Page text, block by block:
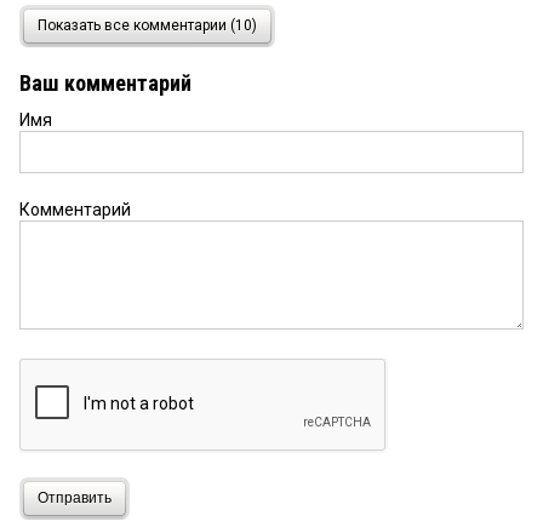
11 сентября 2021 в 10:40:
Что ж вы сидите и рассуждаете о том как все
была возможность, что жы не взяли на себя
достойными. Вы признаны, достойны,
симелости пойти во влась и поправить все то,
что другие по вашему делают не правильно?
критиковать в массе проще, чем самому пойти и
Сакен, ты не прав! Художники с большой буквы
были всегда, есть и сейчас. ИХ ТВОРЧЕСТВО ПОД
большой буквы. Знаю одного, которому сам
Губернатор (правда бывший) рекомендовал
Показать все комментарии (10)
Ваш комментарий
Имя
Комментарий
Отправить